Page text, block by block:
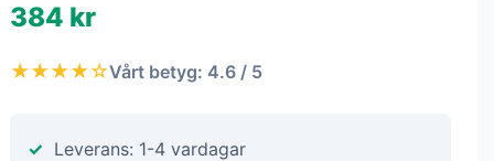
384 kr
★★★★☆Vårt betyg: 4.6 / 5
Leverans: 1-4 vardagar